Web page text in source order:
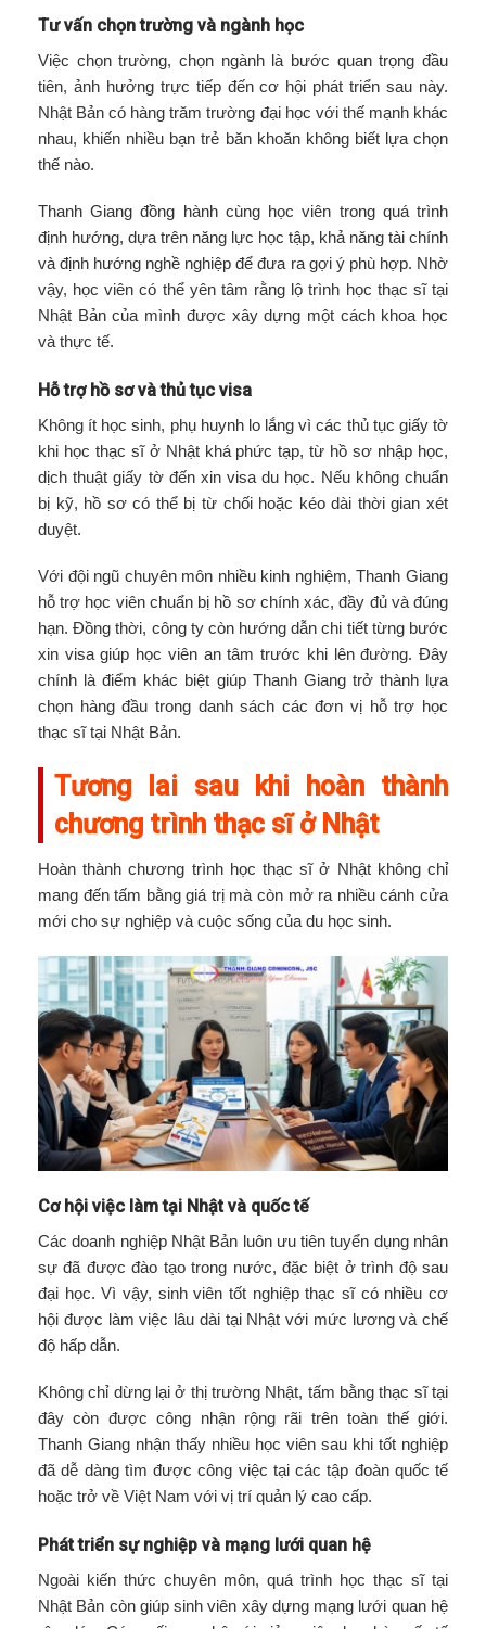
Tư vấn chọn trường và ngành học
Việc chọn trường, chọn ngành là bước quan trọng đầu
tiên, ảnh hưởng trực tiếp đến cơ hội phát triển sau này.
Nhật Bản có hàng trăm trường đại học với thế mạnh khác
nhau, khiến nhiều bạn trẻ băn khoăn không biết lựa chọn
thế nào.
Thanh Giang đồng hành cùng học viên trong quá trình
định hướng, dựa trên năng lực học tập, khả năng tài chính
và định hướng nghề nghiệp để đưa ra gợi ý phù hợp. Nhờ
vậy, học viên có thể yên tâm rằng lộ trình học thạc sĩ tại
Nhật Bản của mình được xây dựng một cách khoa học
và thực tế.
Hỗ trợ hồ sơ và thủ tục visa
Không ít học sinh, phụ huynh lo lắng vì các thủ tục giấy tờ
khi học thạc sĩ ở Nhật khá phức tạp, từ hồ sơ nhập học,
dịch thuật giấy tờ đến xin visa du học. Nếu không chuẩn
bị kỹ, hồ sơ có thể bị từ chối hoặc kéo dài thời gian xét
duyệt.
Với đội ngũ chuyên môn nhiều kinh nghiệm, Thanh Giang
hỗ trợ học viên chuẩn bị hồ sơ chính xác, đầy đủ và đúng
hạn. Đồng thời, công ty còn hướng dẫn chi tiết từng bước
xin visa giúp học viên an tâm trước khi lên đường. Đây
chính là điểm khác biệt giúp Thanh Giang trở thành lựa
chọn hàng đầu trong danh sách các đơn vị hỗ trợ học
thạc sĩ tại Nhật Bản.
Tương lai sau khi hoàn thành
chương trình thạc sĩ ở Nhật
Hoàn thành chương trình học thạc sĩ ở Nhật không chỉ
mang đến tấm bằng giá trị mà còn mở ra nhiều cánh cửa
mới cho sự nghiệp và cuộc sống của du học sinh.
Cơ hội việc làm tại Nhật và quốc tế
Các doanh nghiệp Nhật Bản luôn ưu tiên tuyển dụng nhân
sự đã được đào tạo trong nước, đặc biệt ở trình độ sau
đại học. Vì vậy, sinh viên tốt nghiệp thạc sĩ có nhiều cơ
hội được làm việc lâu dài tại Nhật với mức lương và chế
độ hấp dẫn.
Không chỉ dừng lại ở thị trường Nhật, tấm bằng thạc sĩ tại
đây còn được công nhận rộng rãi trên toàn thế giới.
Thanh Giang nhận thấy nhiều học viên sau khi tốt nghiệp
đã dễ dàng tìm được công việc tại các tập đoàn quốc tế
hoặc trở về Việt Nam với vị trí quản lý cao cấp.
Phát triển sự nghiệp và mạng lưới quan hệ
Ngoài kiến thức chuyên môn, quá trình học thạc sĩ tại
Nhật Bản còn giúp sinh viên xây dựng mạng lưới quan hệ